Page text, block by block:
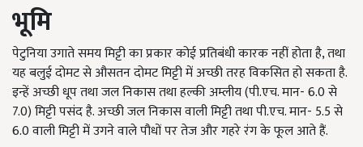
भूमि
पेटुनिया उगाते समय मिट्टी का प्रकार कोई प्रतिबंधी कारक नहीं होता है, तथा
यह बलुई दोमट से औसतन दोमट मिट्टी में अच्छी तरह विकसित हो सकता है.
इन्हें अच्छी धूप तथा जल निकास तथा हल्की अम्लीय (पी.एच. मान- 6.0 से
7.0) मिट्टी पसंद है. अच्छी जल निकास वाली मिट्टी तथा पी.एच. मान- 5.5 से
6.0 वाली मिट्टी में उगने वाले पौधों पर तेज और गहरे रंग के फूल आते हैं.